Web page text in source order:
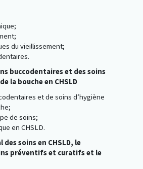
du vieillissement;
buccodentaires et des soins
la bouche en CHSLD
et de soins d’hygiène
de soins;
en CHSLD.
soins en CHSLD, le
préventifs et curatifs et le